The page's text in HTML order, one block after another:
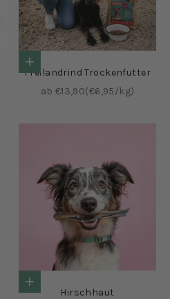
Optionen auswählen
Freilandrind Trockenfutter
Angebot
ab €13,90(€6,95/kg)
Optionen auswählen
Hirschhaut